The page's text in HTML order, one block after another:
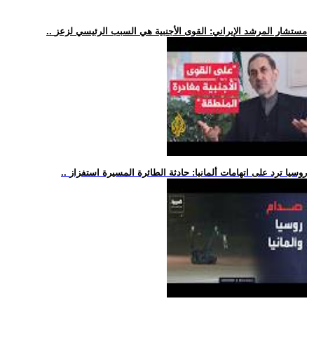
.. مستشار المرشد الإيراني: القوى الأجنبية هي السبب الرئيسي لزعز
.. روسيا ترد على اتهامات ألمانيا: حادثة الطائرة المسيرة استفزاز